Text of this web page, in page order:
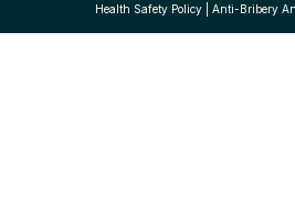
Health Safety Policy| Anti-Bribery